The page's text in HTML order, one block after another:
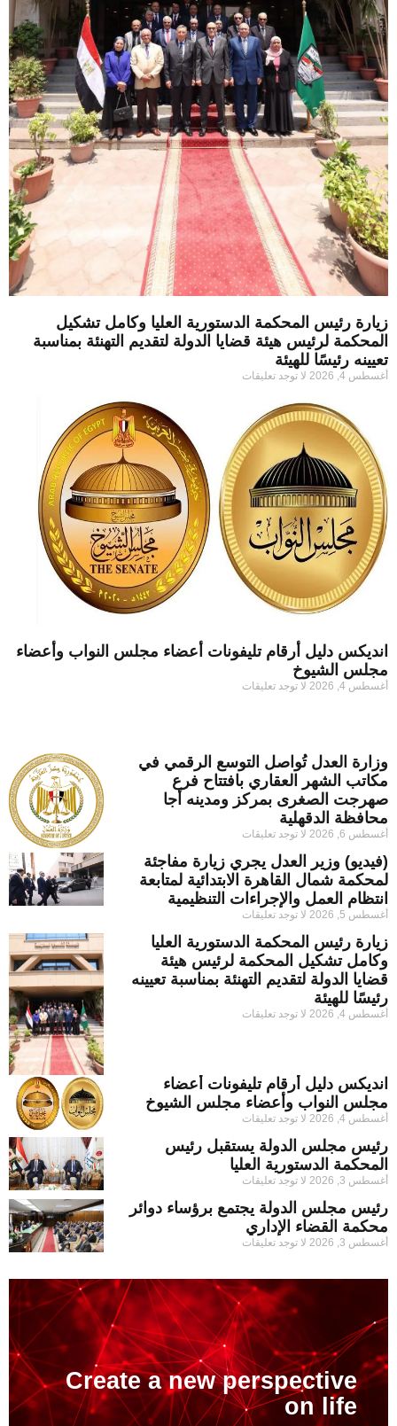
زيارة رئيس المحكمة الدستورية العليا وكامل تشكيل
المحكمة لرئيس هيئة قضايا الدولة لتقديم التهنئة بمناسبة
تعيينه رئيسًا للهيئة
أغسطس 4, 2026 لا توجد تعليقات
انديكس دليل أرقام تليفونات أعضاء مجلس النواب وأعضاء
مجلس الشيوخ
أغسطس 4, 2026 لا توجد تعليقات
وزارة العدل تُواصل التوسع الرقمي في
مكاتب الشهر العقاري بافتتاح فرع
صهرجت الصغرى بمركز ومدينه أجا
محافظة الدقهلية
أغسطس 6, 2026 لا توجد تعليقات
(فيديو) وزير العدل يجري زيارة مفاجئة
لمحكمة شمال القاهرة الابتدائية لمتابعة
انتظام العمل والإجراءات التنظيمية
أغسطس 5, 2026 لا توجد تعليقات
زيارة رئيس المحكمة الدستورية العليا
وكامل تشكيل المحكمة لرئيس هيئة
قضايا الدولة لتقديم التهنئة بمناسبة تعيينه
رئيسًا للهيئة
أغسطس 4, 2026 لا توجد تعليقات
انديكس دليل أرقام تليفونات أعضاء
مجلس النواب وأعضاء مجلس الشيوخ
أغسطس 4, 2026 لا توجد تعليقات
رئيس مجلس الدولة يستقبل رئيس
المحكمة الدستورية العليا
أغسطس 3, 2026 لا توجد تعليقات
رئيس مجلس الدولة يجتمع برؤساء دوائر
محكمة القضاء الإداري
أغسطس 3, 2026 لا توجد تعليقات
Create a new perspective
on life